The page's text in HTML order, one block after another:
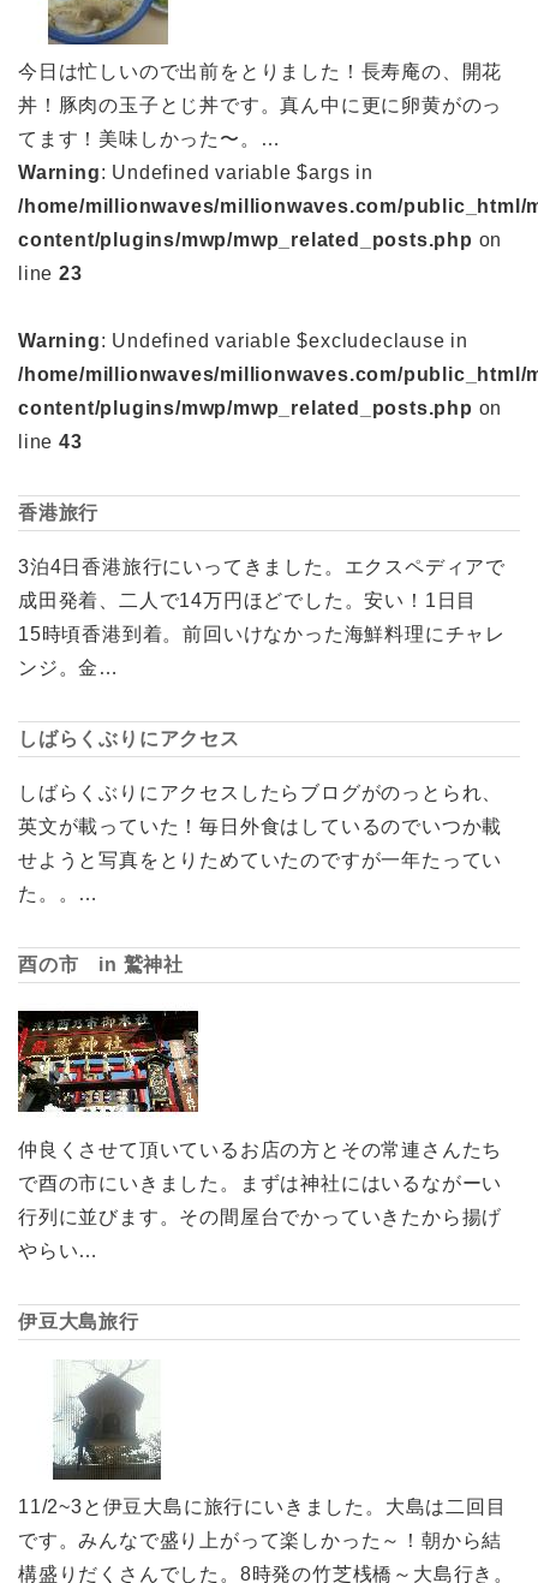
今日は忙しいので出前をとりました！長寿庵の、開花
丼！豚肉の玉子とじ丼です。真ん中に更に卵黄がのっ
てます！美味しかった〜。…
Warning: Undefined variable $args in
/home/millionwaves/millionwaves.com/public_html/
content/plugins/mwp/mwp_related_posts.php on
line 23
Warning: Undefined variable $excludeclause in
/home/millionwaves/millionwaves.com/public_html/
content/plugins/mwp/mwp_related_posts.php on
line 43
香港旅行
3泊4日香港旅行にいってきました。エクスペディアで
成田発着、二人で14万円ほどでした。安い！1日目
15時頃香港到着。前回いけなかった海鮮料理にチャレ
ンジ。金…
しばらくぶりにアクセス
しばらくぶりにアクセスしたらブログがのっとられ、
英文が載っていた！毎日外食はしているのでいつか載
せようと写真をとりためていたのですが一年たってい
た。。…
酉の市 in 鷲神社
仲良くさせて頂いているお店の方とその常連さんたち
で酉の市にいきました。まずは神社にはいるながーい
行列に並びます。その間屋台でかっていきたから揚げ
やらい…
伊豆大島旅行
11/2~3と伊豆大島に旅行にいきました。大島は二回目
です。みんなで盛り上がって楽しかった～！朝から結
構盛りだくさんでした。8時発の竹芝桟橋～大島行き。